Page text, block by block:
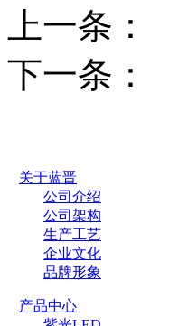
上一条：
下一条：
关于蓝晋
公司介绍
公司架构
生产工艺
企业文化
品牌形象
产品中心